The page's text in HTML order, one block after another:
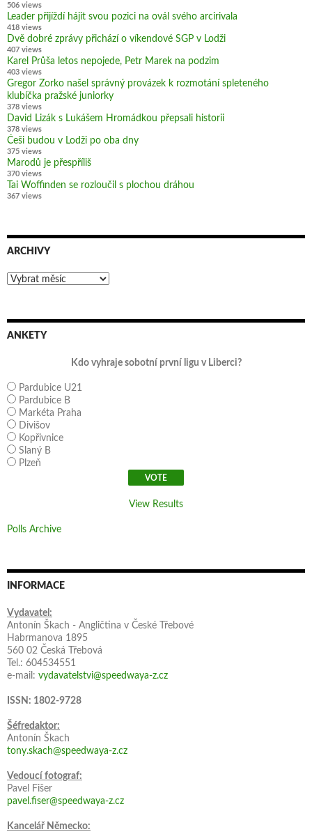
506 views
Leader přijíždí hájit svou pozici na ovál svého arcirivala
418 views
Dvě dobré zprávy přichází o víkendové SGP v Lodži
407 views
Karel Průša letos nepojede, Petr Marek na podzim
403 views
Gregor Zorko našel správný provázek k rozmotání spleteného
klubíčka pražské juniorky
378 views
David Lizák s Lukášem Hromádkou přepsali historii
378 views
Češi budou v Lodži po oba dny
375 views
Marodů je přespříliš
370 views
Tai Woffinden se rozloučil s plochou dráhou
367 views
ARCHIVY
Archivy
ANKETY
Kdo vyhraje sobotní první ligu v Liberci?
Pardubice U21
Pardubice B
Markéta Praha
Divišov
Kopřivnice
Slaný B
Plzeň
View Results
Polls Archive
INFORMACE
Vydavatel:
Antonín Škach - Angličtina v České Třebové
Habrmanova 1895
560 02 Česká Třebová
Tel.: 604534551
e-mail: vydavatelstvi@speedwaya-z.cz
ISSN: 1802-9728
Šéfredaktor:
Antonín Škach
tony.skach@speedwaya-z.cz
Vedoucí fotograf:
Pavel Fišer
pavel.fiser@speedwaya-z.cz
Kancelář Německo: